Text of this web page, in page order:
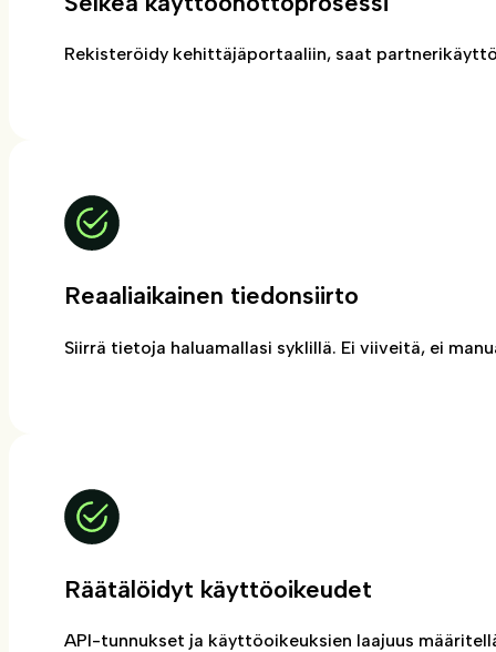
Rekisteröidy kehittäjäportaaliin, saat
Reaaliaikainen tiedonsiirto
Siirrä tietoja haluamallasi syklillä. Ei viiveitä, ei
Räätälöidyt käyttöoikeudet
API-tunnukset ja käyttöoikeuksien laajuus